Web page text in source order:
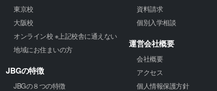
東京校
大阪校
オンライン校 ※上記校舎に通えない
地域にお住まいの方
JBGの特徴
JBGの８つの特徴
資料請求
個別入学相談
運営会社概要
会社概要
アクセス
個人情報保護方針